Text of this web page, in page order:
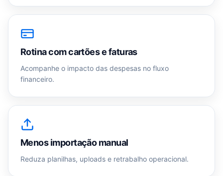
Rotina com cartões e faturas
Acompanhe o impacto das despesas no fluxo
financeiro.
Menos importação manual
Reduza planilhas, uploads e retrabalho operacional.